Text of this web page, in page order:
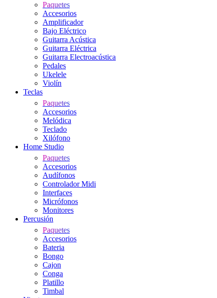
Paquetes
Accesorios
Amplificador
Bajo Eléctrico
Guitarra Acústica
Guitarra Eléctrica
Guitarra Electroacústica
Pedales
Ukelele
Violín
Teclas
Paquetes
Accesorios
Melódica
Teclado
Xilófono
Home Studio
Paquetes
Accesorios
Audífonos
Controlador Midi
Interfaces
Micrófonos
Monitores
Percusión
Paquetes
Accesorios
Bateria
Bongo
Cajon
Conga
Platillo
Timbal